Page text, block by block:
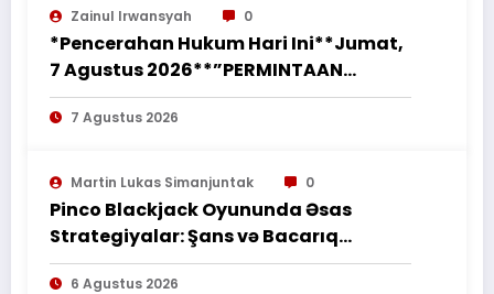
Zainul Irwansyah 0
*Pencerahan Hukum Hari Ini**Jumat,
7 Agustus 2026**”PERMINTAAN
PERUBAHAN PEKERJAAN SECARA LISAN
TIDAK MENGHAPUS KEWAJIBAN
PEKERJAAN SESUAI PERJANJIAN
TERTULIS”*
7 Agustus 2026
Martin Lukas Simanjuntak 0
Pinco Blackjack Oyununda Əsas
Strategiyalar: Şans və Bacarıq
Balansı – BetAz Oyununa İcmal
6 Agustus 2026